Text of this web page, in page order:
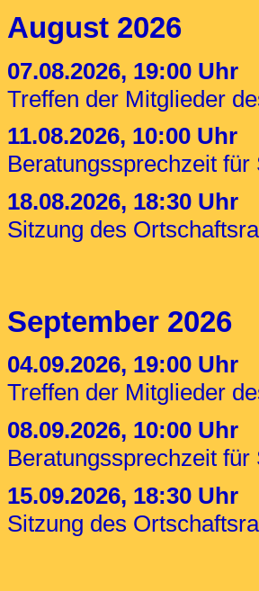
August 2026
07.08.2026, 19:00 Uhr
Treffen der Mitglieder
11.08.2026, 10:00 Uhr
Beratungssprechzeit für
18.08.2026, 18:30 Uhr
Sitzung des
September 2026
04.09.2026, 19:00 Uhr
Treffen der Mitglieder
08.09.2026, 10:00 Uhr
Beratungssprechzeit für
15.09.2026, 18:30 Uhr
Sitzung des